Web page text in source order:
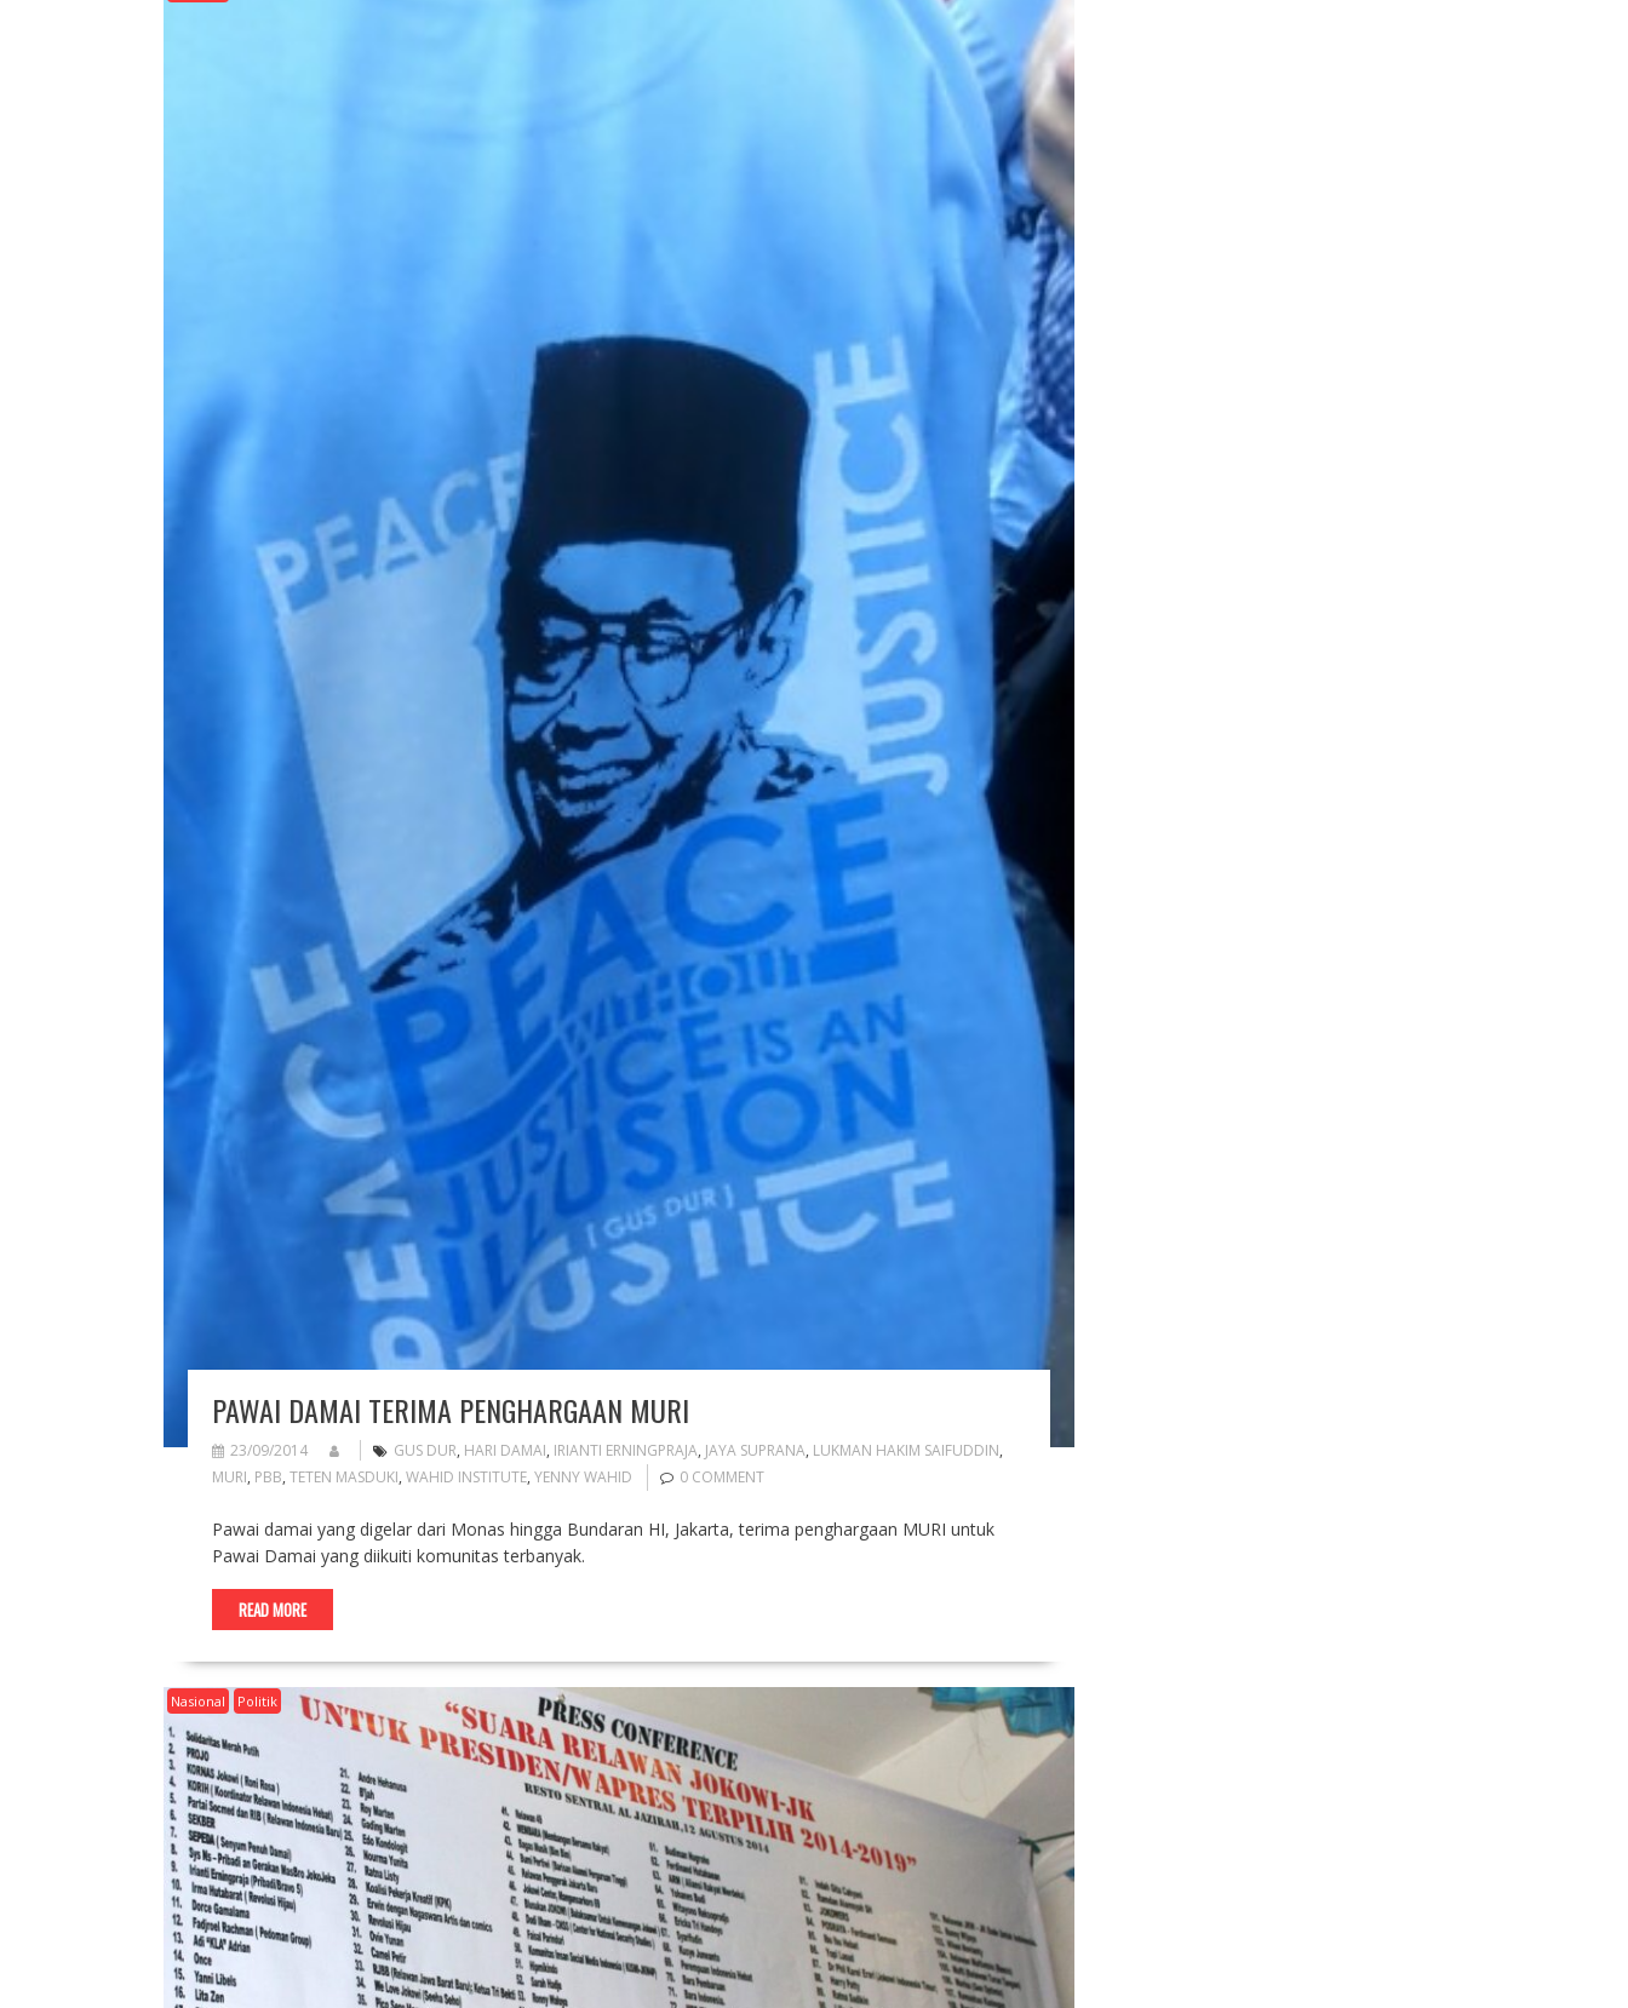
PAWAI DAMAI TERIMA PENGHARGAAN MURI
23/09/2014 GUS DUR, HARI DAMAI, IRIANTI ERNINGPRAJA, JAYA SUPRANA, LUKMAN HAKIM SAIFUDDIN,
MURI, PBB, TETEN MASDUKI, WAHID INSTITUTE, YENNY WAHID 0 COMMENT
Pawai damai yang digelar dari Monas hingga Bundaran HI, Jakarta, terima penghargaan MURI untuk
Pawai Damai yang diikuiti komunitas terbanyak.
READ MORE
Nasional Politik